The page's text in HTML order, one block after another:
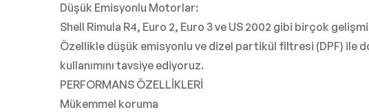
Düşük Emisyonlu Motorlar:
Shell Rimula R4, Euro 2, Euro 3 ve US 2002 gibi birçok
Özellikle düşük emisyonlu ve dizel partikül filtresi (DPF) ile
kullanımını tavsiye ediyoruz.
PERFORMANS ÖZELLİKLERİ
Mükemmel koruma